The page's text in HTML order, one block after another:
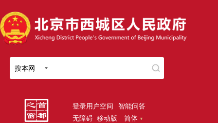
搜本网
登录用户空间 智能问答
无障碍 移动版 简体